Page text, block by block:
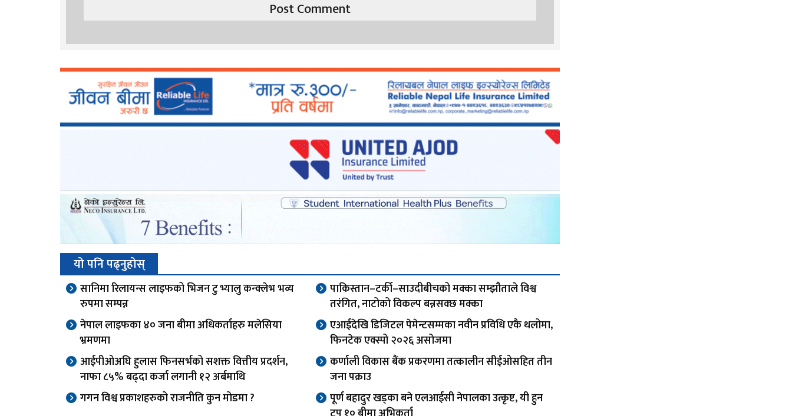
यो पनि पढ्नुहोस्
सानिमा रिलायन्स लाइफको भिजन टु भ्यालु कन्क्लेभ भव्य
रुपमा सम्पन्न
पाकिस्तान–टर्की–साउदीबीचको मक्का सम्झौताले विश्व
तरंगित, नाटोको विकल्प बन्नसक्छ मक्का
नेपाल लाइफका ४० जना बीमा अधिकर्ताहरु मलेसिया
भ्रमणमा
एआईदेखि डिजिटल पेमेन्टसम्मका नवीन प्रविधि एकै थलोमा,
फिनटेक एक्स्पो २०२६ असोजमा
आईपीओअघि हुलास फिनसर्भको सशक्त वित्तीय प्रदर्शन,
नाफा ८५% बढ्दा कर्जा लगानी १२ अर्बमाथि
कर्णाली विकास बैंक प्रकरणमा तत्कालीन सीईओसहित तीन
जना पक्राउ
गगन विश्व प्रकाशहरुको राजनीति कुन मोडमा ?
पूर्ण बहादुर खड्का बने एलआईसी नेपालका उत्कृष्ट, यी हुन